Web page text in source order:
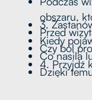
obszaru,
3.
Przed
Kiedy
Czy ból
Co nasila
4. Przyjdź
Dzięki